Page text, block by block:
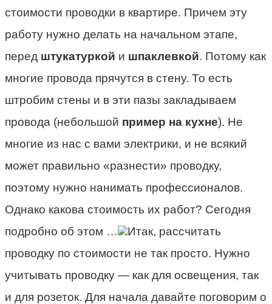
стоимости проводки в квартире. Причем эту
работу нужно делать на начальном этапе,
перед штукатуркой и шпаклевкой. Потому как
многие провода прячутся в стену. То есть
штробим стены и в эти пазы закладываем
провода (небольшой пример на кухне). Не
многие из нас с вами электрики, и не всякий
может правильно «разнести» проводку,
поэтому нужно нанимать профессионалов.
Однако какова стоимость их работ? Сегодня
подробно об этом …
Итак, рассчитать
проводку по стоимости не так просто. Нужно
учитывать проводку — как для освещения, так
и для розеток. Для начала давайте поговорим о